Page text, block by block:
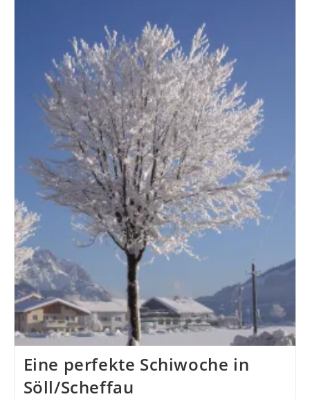
Eine perfekte Schiwoche in
Söll/Scheffau